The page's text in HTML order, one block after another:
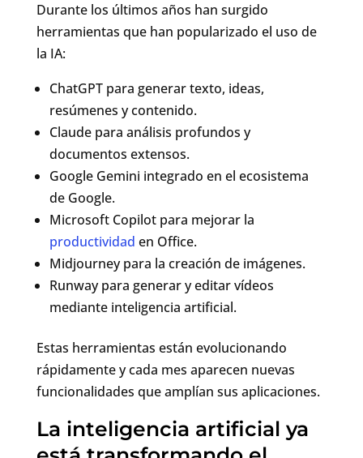
Durante los últimos años han surgido
herramientas que han popularizado el uso de
la IA:
ChatGPTpara generar texto, ideas,
resúmenes y contenido.
Claudepara análisis profundos y
documentos extensos.
Google Gemini integrado en el ecosistema
de Google.
Microsoft Copilotpara mejorar la
productividad en Office.
Midjourneypara la creación de imágenes.
Runwaypara generar y editar vídeos
mediante inteligencia artificial.
Estas herramientas están evolucionando
rápidamente y cada mes aparecen nuevas
funcionalidades que amplían sus aplicaciones.
La inteligencia artificial ya